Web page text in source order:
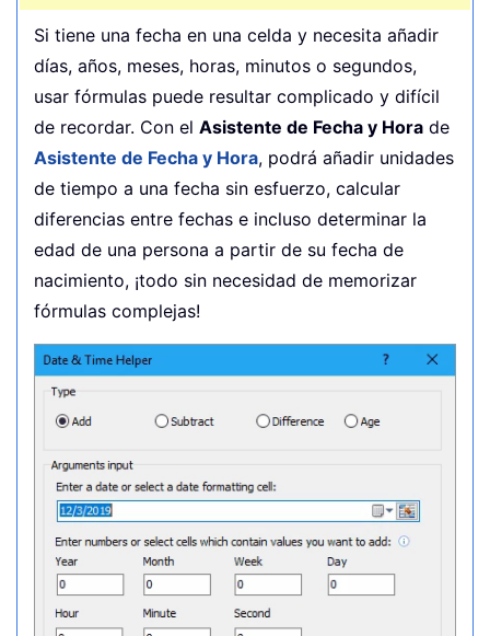
Si tiene una fecha en una celda y necesita añadir
días, años, meses, horas, minutos o segundos,
usar fórmulas puede resultar complicado y difícil
de recordar. Con el Asistente de Fecha y Hora de
Asistente de Fecha y Hora, podrá añadir unidades
de tiempo a una fecha sin esfuerzo, calcular
diferencias entre fechas e incluso determinar la
edad de una persona a partir de su fecha de
nacimiento, ¡todo sin necesidad de memorizar
fórmulas complejas!